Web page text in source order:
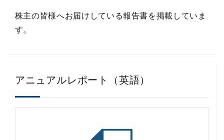
株主の皆様へお届けしている報告書を掲載していま
す。
アニュアルレポート（英語）